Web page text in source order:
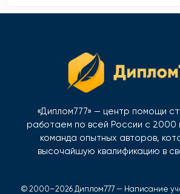
«Диплом777» — центр помощи
работаем по всей России с
команда опытных авторов,
высочайшую квалификацию в
© 2000–2026 Диплом777 — Написание